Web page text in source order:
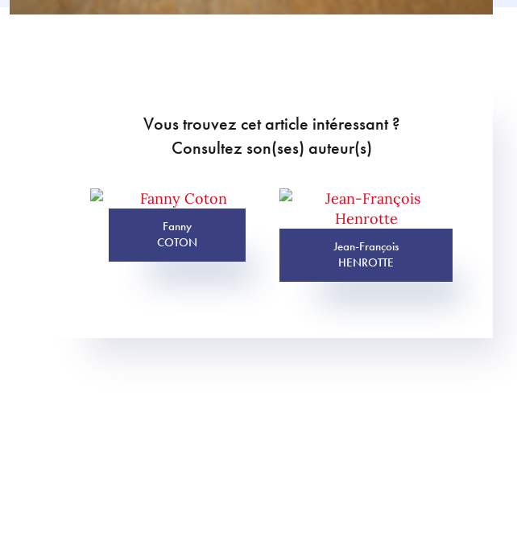
Vous trouvez cet article intéressant ?
Consultez son(ses) auteur(s)
Fanny
COTON
Jean-François
HENROTTE